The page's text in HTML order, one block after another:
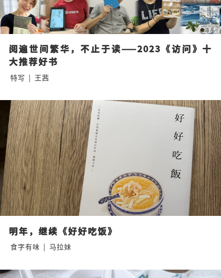
阅遍世间繁华，不止于读——2023《访问》十
大推荐好书
特写 | 王茜
明年，继续《好好吃饭》
食字有味 | 马拉妹